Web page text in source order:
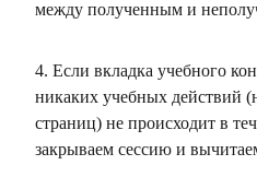
между полученным и
4. Если вкладка учебного
никаких учебных действий
страниц) не происходит в
закрываем сессию и